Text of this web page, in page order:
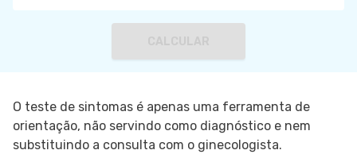
O teste de sintomas é apenas uma ferramenta de
orientação, não servindo como diagnóstico e nem
substituindo a consulta com o ginecologista.